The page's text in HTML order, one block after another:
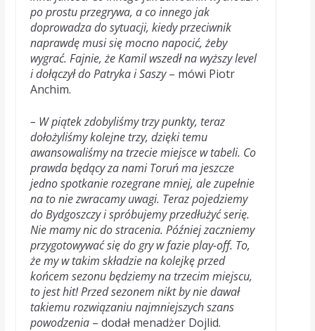
po prostu przegrywa, a co innego jak
doprowadza do sytuacji, kiedy przeciwnik
naprawdę musi się mocno napocić, żeby
wygrać. Fajnie, że Kamil wszedł na wyższy level
i dołączył do Patryka i Saszy– mówi Piotr
Anchim.
– W piątek zdobyliśmy trzy punkty, teraz
dołożyliśmy kolejne trzy, dzięki temu
awansowaliśmy na trzecie miejsce w tabeli. Co
prawda będący za nami Toruń ma jeszcze
jedno spotkanie rozegrane mniej, ale zupełnie
na to nie zwracamy uwagi. Teraz pojedziemy
do Bydgoszczy i spróbujemy przedłużyć serię.
Nie mamy nic do stracenia. Później zaczniemy
przygotowywać się do gry w fazie play-off. To,
że my w takim składzie na kolejkę przed
końcem sezonu będziemy na trzecim miejscu,
to jest hit! Przed sezonem nikt by nie dawał
takiemu rozwiązaniu najmniejszych szans
powodzenia– dodał menadżer Dojlid.